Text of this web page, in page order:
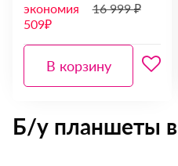
экономия
509₽
16 999 ₽
В корзину
Б/у планшеты